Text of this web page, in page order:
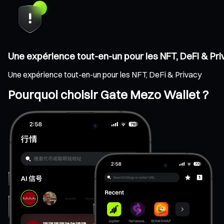
Une expérience tout-en-un pour les NFT, DeFi &
Une expérience tout-en-un pour les NFT, DeFi & Privacy
Pourquoi choisir Gate Mezo Wallet ?